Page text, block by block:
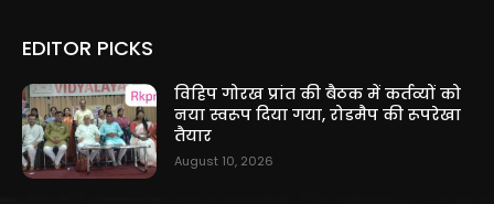
EDITOR PICKS
विहिप गोरख प्रांत की बैठक में कर्तव्यों को
नया स्वरूप दिया गया, रोडमैप की रूपरेखा
तैयार
August 10, 2026